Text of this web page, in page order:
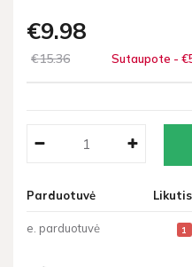
€9 98
€1536 Sutaupote -
Parduotuvė Likutis
e. parduotuvė 1